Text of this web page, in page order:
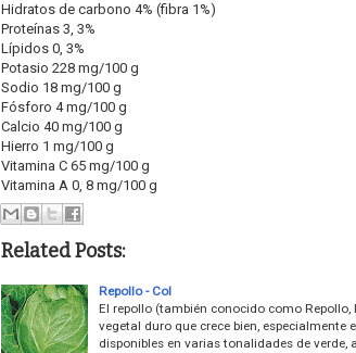
Hidratos de carbono 4% (fibra 1%)
Proteínas 3, 3%
Lípidos 0, 3%
Potasio 228 mg/100 g
Sodio 18 mg/100 g
Fósforo 4 mg/100 g
Calcio 40 mg/100 g
Hierro 1 mg/100 g
Vitamina C 65 mg/100 g
Vitamina A 0, 8 mg/100 g
Related Posts:
Repollo - Col
El repollo (también conocido como Repollo,
vegetal duro que crece bien, especialmente
disponibles en varias tonalidades de verde,